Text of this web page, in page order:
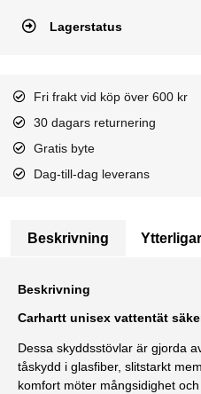
Lagerstatus
Fri frakt vid köp över 600 kr
30 dagars returnering
Gratis byte
Dag-till-dag leverans
Beskrivning
Beskrivning
Carhartt unisex vattentät
Dessa skyddsstövlar är gjorda
tåskydd i glasfiber, slitstarkt
komfort möter mångsidighet